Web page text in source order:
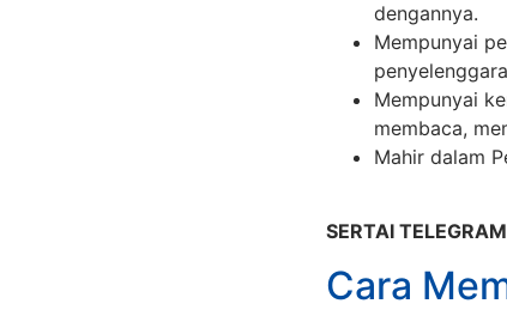
dengannya.
Mempunyai
Mempunyai
membaca,
Mahir dalam
SERTAI
Cara